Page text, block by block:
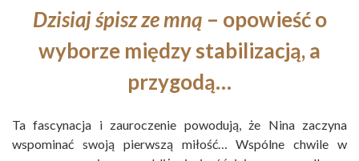
Dzisiaj śpisz ze mną – opowieść o
wyborze między stabilizacją, a
przygodą…
Ta fascynacja i zauroczenie powodują, że Nina zaczyna
wspominać swoją pierwszą miłość… Wspólne chwile w